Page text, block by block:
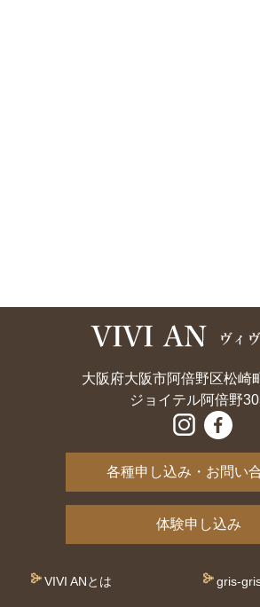
大阪府大阪市阿倍野区松崎
ジョイテル阿倍野
各種申し込み・お問い
体験申し込み
VIVI ANとは gris-